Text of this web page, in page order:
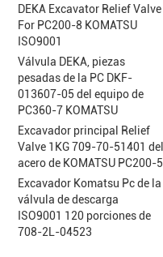
DEKA Excavator Relief Valve
For PC200-8 KOMATSU
ISO9001
Válvula DEKA, piezas
pesadas de la PC DKF-
013607-05 del equipo de
PC360-7 KOMATSU
Excavador principal Relief
Valve 1KG 709-70-51401 del
acero de KOMATSU PC200-5
Excavador Komatsu Pc de la
válvula de descarga
ISO9001 120 porciones de
708-2L-04523